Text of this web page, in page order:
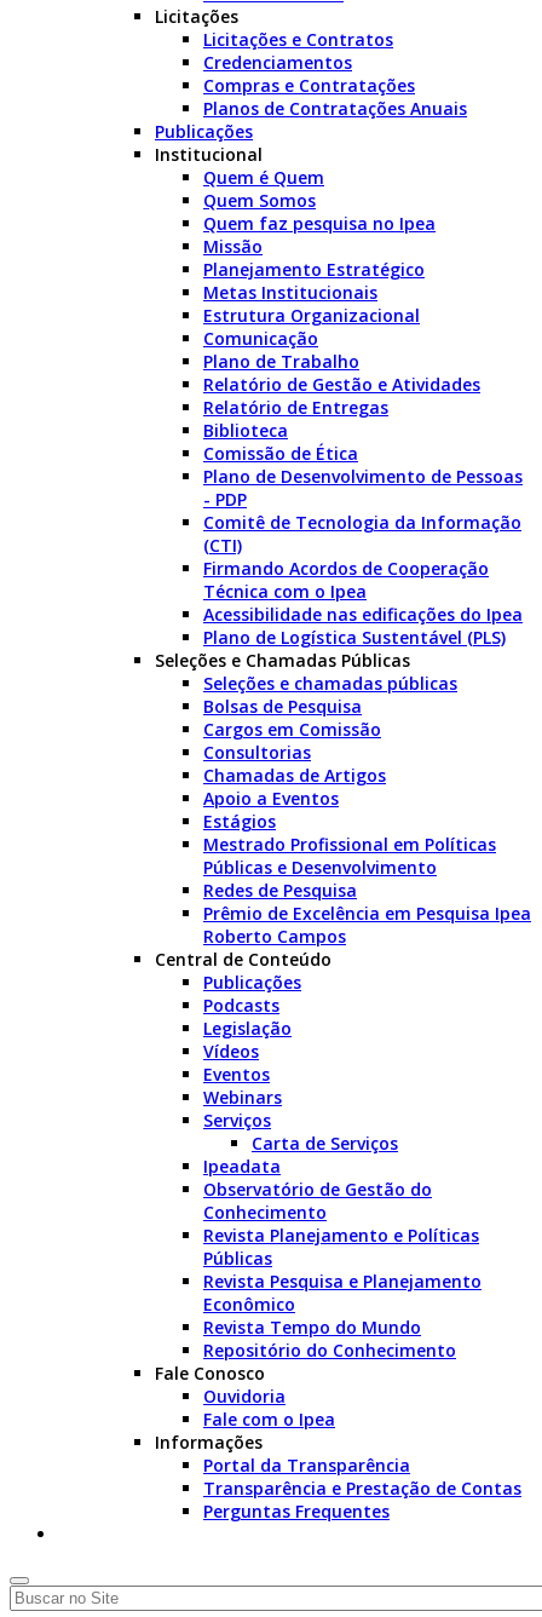
Licitações
Licitações e Contratos
Credenciamentos
Compras e Contratações
Planos de Contratações Anuais
Publicações
Institucional
Quem é Quem
Quem Somos
Quem faz pesquisa no Ipea
Missão
Planejamento Estratégico
Metas Institucionais
Estrutura Organizacional
Comunicação
Plano de Trabalho
Relatório de Gestão e Atividades
Relatório de Entregas
Biblioteca
Comissão de Ética
Plano de Desenvolvimento de Pessoas
- PDP
Comitê de Tecnologia da Informação
(CTI)
Firmando Acordos de Cooperação
Técnica com o Ipea
Acessibilidade nas edificações do Ipea
Plano de Logística Sustentável (PLS)
Seleções e Chamadas Públicas
Seleções e chamadas públicas
Bolsas de Pesquisa
Cargos em Comissão
Consultorias
Chamadas de Artigos
Apoio a Eventos
Estágios
Mestrado Profissional em Políticas
Públicas e Desenvolvimento
Redes de Pesquisa
Prêmio de Excelência em Pesquisa Ipea
Roberto Campos
Central de Conteúdo
Publicações
Podcasts
Legislação
Vídeos
Eventos
Webinars
Serviços
Carta de Serviços
Ipeadata
Observatório de Gestão do
Conhecimento
Revista Planejamento e Políticas
Públicas
Revista Pesquisa e Planejamento
Econômico
Revista Tempo do Mundo
Repositório do Conhecimento
Fale Conosco
Ouvidoria
Fale com o Ipea
Informações
Portal da Transparência
Transparência e Prestação de Contas
Perguntas Frequentes